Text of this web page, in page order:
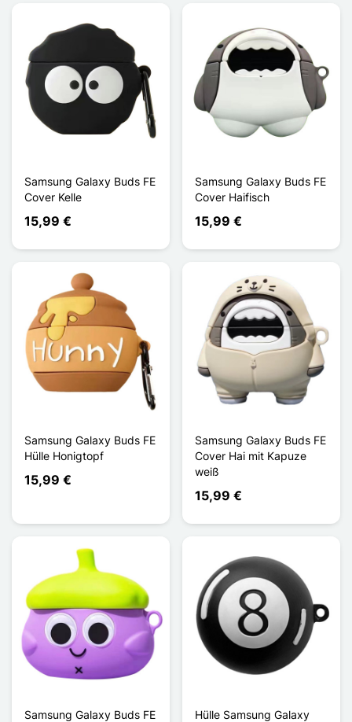
Samsung Galaxy Buds FE
Cover Kelle
15,99 €
Samsung Galaxy Buds FE
Cover Haifisch
15,99 €
Samsung Galaxy Buds FE
Hülle Honigtopf
15,99 €
Samsung Galaxy Buds FE
Cover Hai mit Kapuze
weiß
15,99 €
Samsung Galaxy Buds FE
Hülle Samsung Galaxy